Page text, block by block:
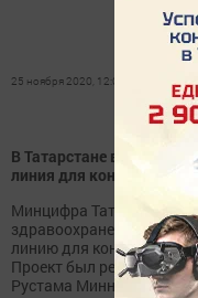
25 ноября 2020, 12:09
В Татарстане в
линия для консультации
Минцифра Татарстана
здравоохранения РТ
линию для консультации
Проект был реализован
Рустама Минниханова.